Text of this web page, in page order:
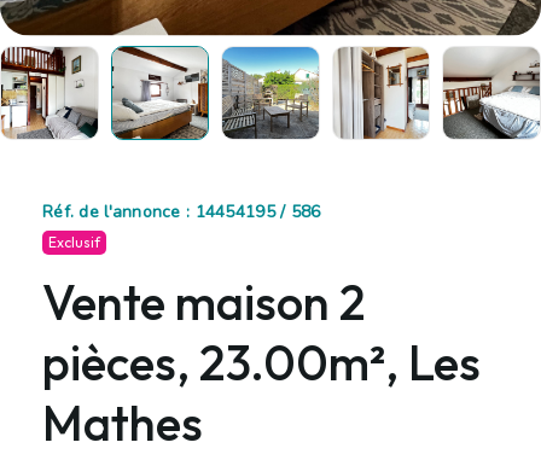
Réf. de l'annonce : 14454195 / 586
Exclusif
Vente maison 2
pièces, 23.00m², Les
Mathes